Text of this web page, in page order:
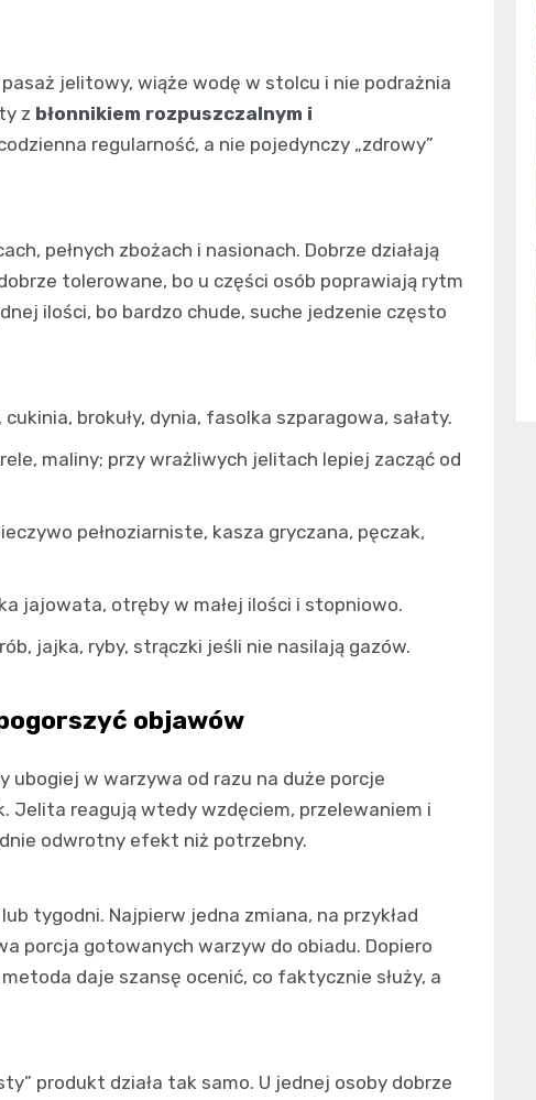
jelitowy, wiąże wodę w stolcu i nie podrażnia
z błonnikiem rozpuszczalnym i
regularność, a nie pojedynczy „zdrowy”
pełnych zbożach i nasionach. Dobrze działają
tolerowane, bo u części osób poprawiają rytm
ilości, bo bardzo chude, suche jedzenie często
brokuły, dynia, fasolka szparagowa, sałaty.
maliny; przy wrażliwych jelitach lepiej zacząć od
pełnoziarniste, kasza gryczana, pęczak,
jajowata, otręby w małej ilości i stopniowo.
jajka, ryby, strączki jeśli nie nasilają gazów.
objawów
ubogiej w warzywa od razu na duże porcje
Jelita reagują wtedy wzdęciem, przelewaniem i
odwrotny efekt niż potrzebny.
tygodni. Najpierw jedna zmiana, na przykład
porcja gotowanych warzyw do obiadu. Dopiero
daje szansę ocenić, co faktycznie służy, a
produkt działa tak samo. U jednej osoby dobrze